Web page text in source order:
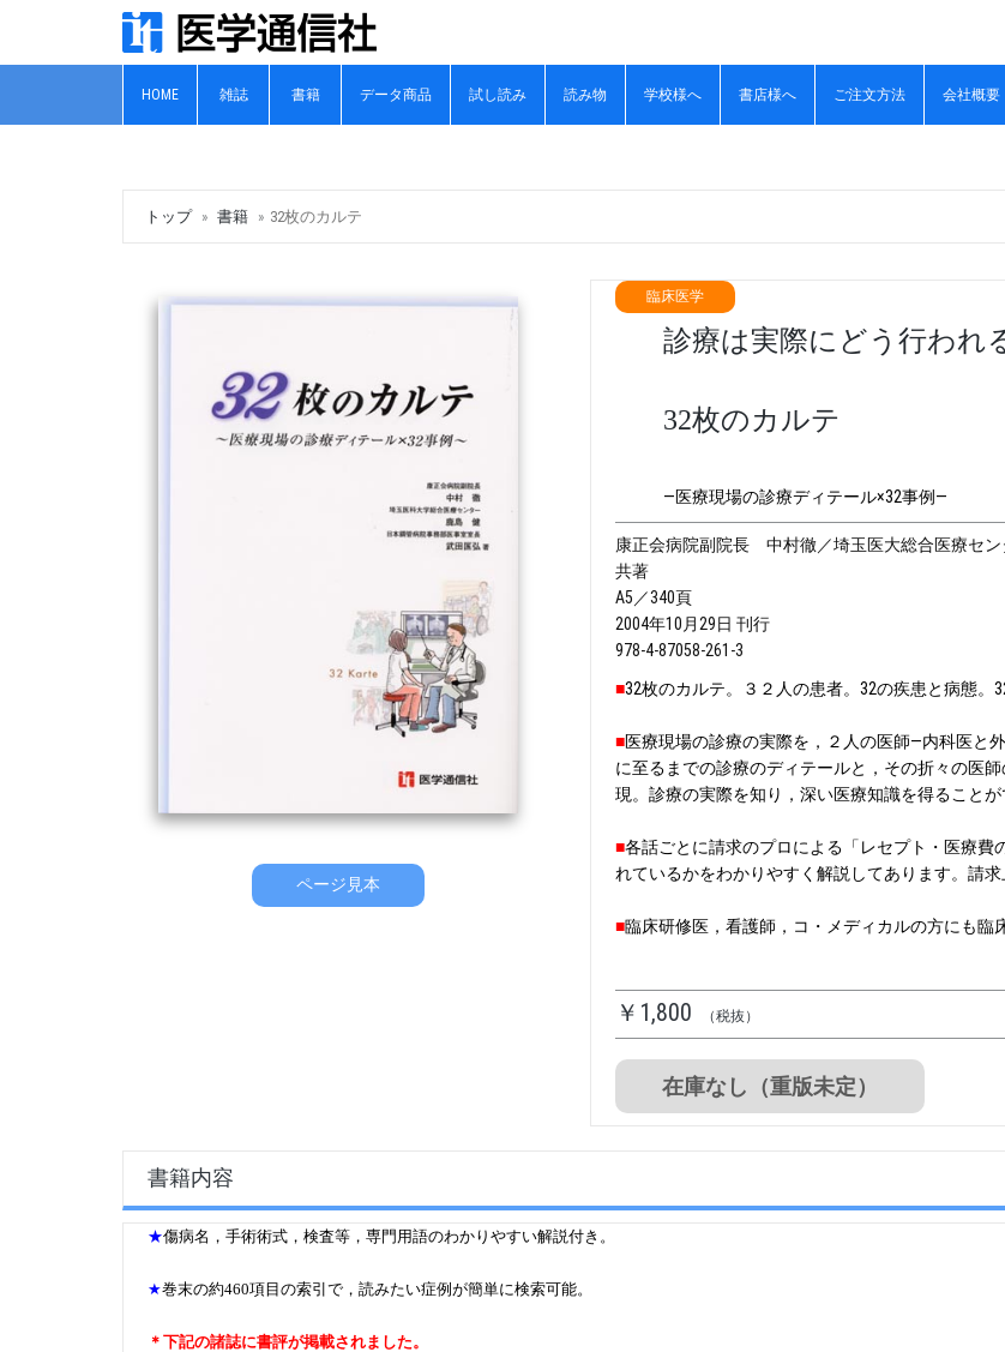
HOME 雑誌 書籍 データ商品 試し読み 読み物 学校様へ 書店様へ ご注文方法 会社概要
トップ 書籍 32枚のカルテ
ページ見本
臨床医学
診療は実際にどう行われ
32枚のカルテ
―医療現場の診療ディテール×32事例―
康正会病院副院長 中村徹／埼玉医大総合医療
共著
A5／340頁
2004年10月29日 刊行
978-4-87058-261-3
■32枚のカルテ。３２人の患者。32の疾患と病態。
■医療現場の診療の実際を，２人の医師―内科医と
に至るまでの診療のディテールと，その折々の医
現。診療の実際を知り，深い医療知識を得ることが
■各話ごとに請求のプロによる「レセプト・医療費
れているかをわかりやすく解説してあります。請
■臨床研修医，看護師，コ・メディカルの方にも臨
￥1,800 （税抜）
在庫なし（重版未定）
書籍内容
★傷病名，手術術式，検査等，専門用語のわかりやすい解説付き。
★巻末の約460項目の索引で，読みたい症例が簡単に検索可能。
＊下記の諸誌に書評が掲載されました。